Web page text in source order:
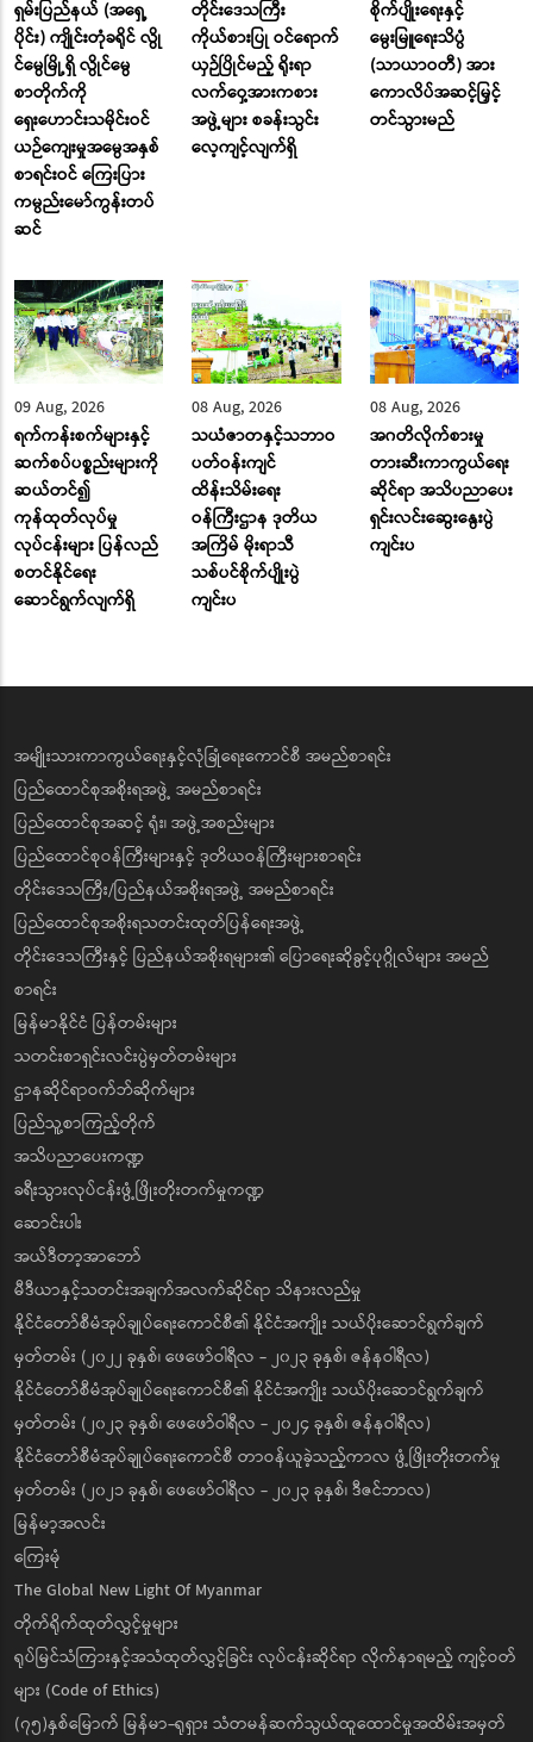
ရှမ်းပြည်နယ် (အရှေ့
ပိုင်း) ကျိုင်းတုံခရိုင် လွို
င်မွေမြို့ရှိ လွိုင်မွေ
စာတိုက်ကို
ရှေးဟောင်းသမိုင်းဝင်
ယဉ်ကျေးမှုအမွေအနှစ်
စာရင်းဝင် ကြေးပြား
ကမ္ပည်းမော်ကွန်းတပ်
ဆင်
တိုင်းဒေသကြီး
ကိုယ်စားပြု ဝင်ရောက်
ယှဉ်ပြိုင်မည့် ရိုးရာ
လက်ဝှေ့အားကစား
အဖွဲ့များ စခန်းသွင်း
လေ့ကျင့်လျက်ရှိ
စိုက်ပျိုးရေးနှင့်
မွေးမြူရေးသိပ္ပံ
(သာယာဝတီ) အား
ကောလိပ်အဆင့်မြှင့်
တင်သွားမည်
09 Aug, 2026
ရက်ကန်းစက်များနှင့်
ဆက်စပ်ပစ္စည်းများကို
ဆယ်တင်၍
ကုန်ထုတ်လုပ်မှု
လုပ်ငန်းများ ပြန်လည်
စတင်နိုင်ရေး
ဆောင်ရွက်လျက်ရှိ
08 Aug, 2026
သယံဇာတနှင့်သဘာဝ
ပတ်ဝန်းကျင်
ထိန်းသိမ်းရေး
ဝန်ကြီးဌာန ဒုတိယ
အကြိမ် မိုးရာသီ
သစ်ပင်စိုက်ပျိုးပွဲ
ကျင်းပ
08 Aug, 2026
အဂတိလိုက်စားမှု
တားဆီးကာကွယ်ရေး
ဆိုင်ရာ အသိပညာပေး
ရှင်းလင်းဆွေးနွေးပွဲ
ကျင်းပ
အမျိုးသားကာကွယ်ရေးနှင့်လုံခြုံရေးကောင်စီ အမည်စာရင်း
ပြည်ထောင်စုအစိုးရအဖွဲ့ အမည်စာရင်း
ပြည်ထောင်စုအဆင့် ရုံး၊ အဖွဲ့အစည်းများ
ပြည်ထောင်စုဝန်ကြီးများနှင့် ဒုတိယဝန်ကြီးများစာရင်း
တိုင်းဒေသကြီး/ပြည်နယ်အစိုးရအဖွဲ့ အမည်စာရင်း
ပြည်ထောင်စုအစိုးရသတင်းထုတ်ပြန်ရေးအဖွဲ့
တိုင်းဒေသကြီးနှင့် ပြည်နယ်အစိုးရများ၏ ပြောရေးဆိုခွင့်ပုဂ္ဂိုလ်များ အမည်
စာရင်း
မြန်မာနိုင်ငံ ပြန်တမ်းများ
သတင်းစာရှင်းလင်းပွဲမှတ်တမ်းများ
ဌာနဆိုင်ရာဝက်ဘ်ဆိုက်များ
ပြည်သူ့စာကြည့်တိုက်
အသိပညာပေးကဏ္ဍ
ခရီးသွားလုပ်ငန်းဖွံ့ဖြိုးတိုးတက်မှုကဏ္ဍ
ဆောင်းပါး
အယ်ဒီတာ့အာဘော်
မီဒီယာနှင့်သတင်းအချက်အလက်ဆိုင်ရာ သိနားလည်မှု
နိုင်ငံတော်စီမံအုပ်ချုပ်ရေးကောင်စီ၏ နိုင်ငံအကျိုး သယ်ပိုးဆောင်ရွက်ချက်
မှတ်တမ်း (၂၀၂၂ ခုနှစ်၊ ဖေဖော်ဝါရီလ - ၂၀၂၃ ခုနှစ်၊ ဇန်နဝါရီလ)
နိုင်ငံတော်စီမံအုပ်ချုပ်ရေးကောင်စီ၏ နိုင်ငံအကျိုး သယ်ပိုးဆောင်ရွက်ချက်
မှတ်တမ်း (၂၀၂၃ ခုနှစ်၊ ဖေဖော်ဝါရီလ - ၂၀၂၄ ခုနှစ်၊ ဇန်နဝါရီလ)
နိုင်ငံတော်စီမံအုပ်ချုပ်ရေးကောင်စီ တာဝန်ယူခဲ့သည့်ကာလ ဖွံ့ဖြိုးတိုးတက်မှု
မှတ်တမ်း (၂၀၂၁ ခုနှစ်၊ ဖေဖော်ဝါရီလ - ၂၀၂၃ ခုနှစ်၊ ဒီဇင်ဘာလ)
မြန်မာ့အလင်း
ကြေးမုံ
The Global New Light Of Myanmar
တိုက်ရိုက်ထုတ်လွှင့်မှုများ
ရုပ်မြင်သံကြားနှင့်အသံထုတ်လွှင့်ခြင်း လုပ်ငန်းဆိုင်ရာ လိုက်နာရမည့် ကျင့်ဝတ်
များ (Code of Ethics)
(၇၅)နှစ်မြောက် မြန်မာ-ရုရှား သံတမန်ဆက်သွယ်ထူထောင်မှုအထိမ်းအမှတ်